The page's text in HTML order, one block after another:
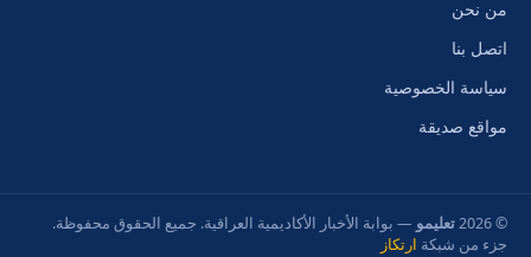
من نحن
اتصل بنا
سياسة الخصوصية
مواقع صديقة
© 2026 تعليمو — بوابة الأخبار الأكاديمية العراقية. جميع الحقوق محفوظة.
جزء من شبكة ارتكاز